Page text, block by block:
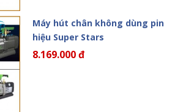
Máy hút chân không dùng pin
hiệu Super Stars
8.169.000 đ